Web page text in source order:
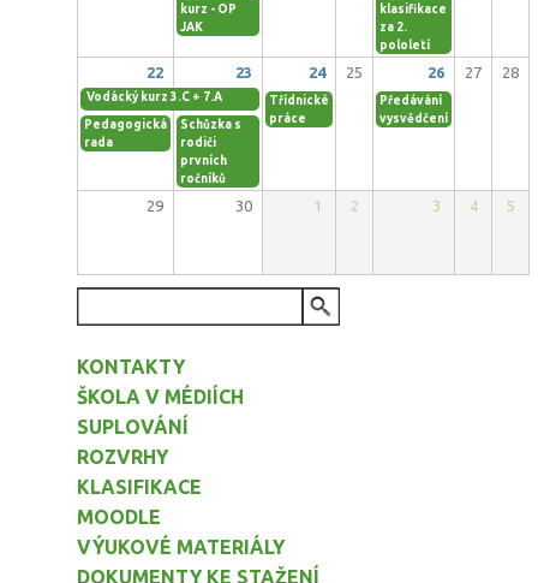
kurz - OP
JAK
klasifikace
za 2.
pololetí
22 23 24 25 26 27 28
Vodácký kurz 3.C + 7.A
Třídnické
práce
Předávání
vysvědčení
Pedagogická
rada
Schůzka s
rodiči
prvních
ročníků
29 30 1 2 3 4 5
KONTAKTY
ŠKOLA V MÉDIÍCH
SUPLOVÁNÍ
ROZVRHY
KLASIFIKACE
MOODLE
VÝUKOVÉ MATERIÁLY
DOKUMENTY KE STAŽENÍ